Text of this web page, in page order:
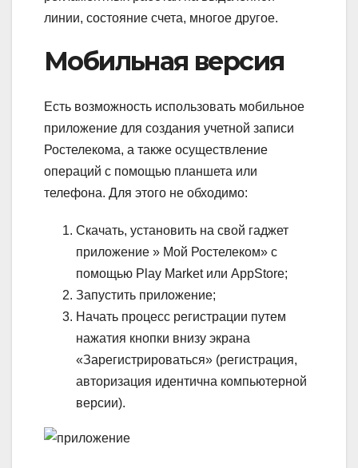
линии, состояние счета, многое другое.
Мобильная версия
Есть возможность использовать мобильное
приложение для создания учетной записи
Ростелекома, а также осуществление
операций с помощью планшета или
телефона. Для этого не обходимо:
Скачать, установить на свой гаджет
приложение » Мой Ростелеком» с
помощью Play Market или AppStore;
Запустить приложение;
Начать процесс регистрации путем
нажатия кнопки внизу экрана
«Зарегистрироваться» (регистрация,
авторизация идентична компьютерной
версии).